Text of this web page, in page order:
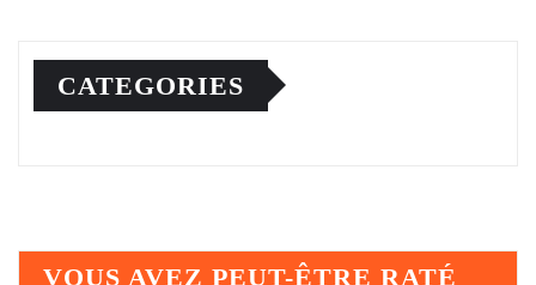
CATEGORIES
VOUS AVEZ PEUT-ÊTRE RATÉ